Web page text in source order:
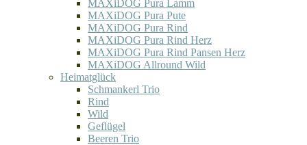
MAXiDOG Pura Lamm
MAXiDOG Pura Pute
MAXiDOG Pura Rind
MAXiDOG Pura Rind Herz
MAXiDOG Pura Rind Pansen Herz
MAXiDOG Allround Wild
Heimatglück
Schmankerl Trio
Rind
Wild
Geflügel
Beeren Trio